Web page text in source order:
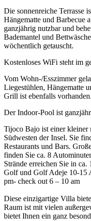
Die sonnenreiche Terrasse
Hängematte und Barbecue
ganzjährig nutzbar und
Bademantel und
wöchentlich getauscht.
Kostenloses WiFi steht im
Vom Wohn-/Esszimmer
Liegestühlen, Hängematte
Grill ist ebenfalls vorhanden.
Der Indoor-Pool ist
Tijoco Bajo ist einer kleiner
Südwesten der Insel. Sie
Restaurants und Bars.
finden Sie ca. 8
Strände erreichen Sie in
Golf und Golf Adeje 10-15
pm- check out 6 – 10 am
Diese einzigartige Villa
Raum ist mit vielen
bietet Ihnen ein ganz